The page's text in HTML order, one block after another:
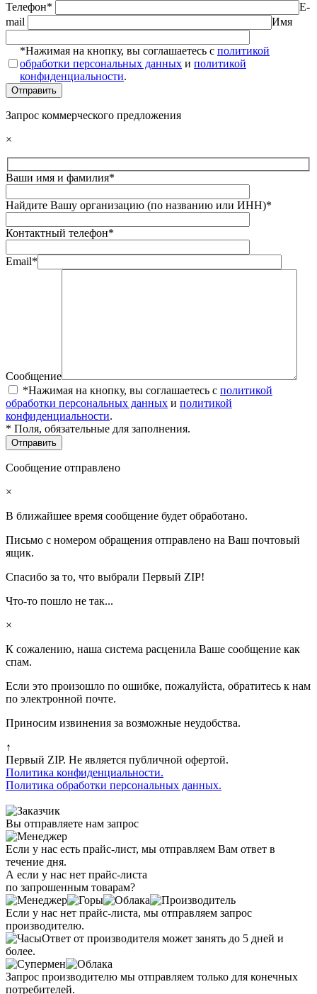
Телефон*
E-
mail
Имя
*Нажимая на кнопку, вы соглашаетесь с политикой
обработки персональных данных и политикой
конфиденциальности.
Запрос коммерческого предложения
×
Ваши имя и фамилия*
Найдите Вашу организацию (по названию или ИНН)*
Контактный телефон*
Email*
Сообщение
*Нажимая на кнопку, вы соглашаетесь с политикой
обработки персональных данных и политикой
конфиденциальности.
* Поля, обязательные для заполнения.
Сообщение отправлено
×
В ближайшее время сообщение будет обработано.
Письмо с номером обращения отправлено на Ваш почтовый
ящик.
Спасибо за то, что выбрали Первый ZIP!
Что-то пошло не так...
×
К сожалению, наша система расценила Ваше сообщение как
спам.
Если это произошло по ошибке, пожалуйста, обратитесь к нам
по электронной почте.
Приносим извинения за возможные неудобства.
↑
Первый ZIP. Не является публичной офертой.
Политика конфиденциальности.
Политика обработки персональных данных.
Вы отправляете нам запрос
Если у нас есть прайс-лист, мы отправляем Вам ответ в
течение дня.
А если у нас нет прайс-листа
по запрошенным товарам?
Если у нас нет прайс-листа, мы отправляем запрос
производителю.
Ответ от производителя может занять до 5 дней и
более.
Запрос производителю мы отправляем только для конечных
потребителей.